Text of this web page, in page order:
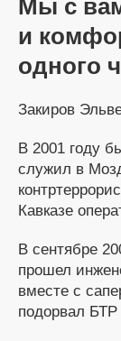
Мы с
и
одного
Закиров
В 2001 году
служил в
Кавказе
В сентябре
прошел
вместе с
подорвал